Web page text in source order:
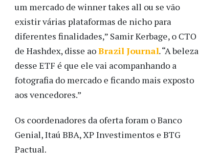
um mercado de winner takes all ou se vão
existir várias plataformas de nicho para
diferentes finalidades,” Samir Kerbage, o CTO
de Hashdex, disse aoBrazil Journal. “A beleza
desse ETF é que ele vai acompanhando a
fotografia do mercado e ficando mais exposto
aos vencedores.”
Os coordenadores da oferta foram o Banco
Genial, Itaú BBA, XP Investimentos e BTG
Pactual.